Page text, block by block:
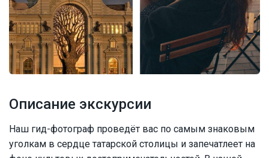
Описание экскурсии
Наш гид-фотограф проведёт вас по самым знаковым
уголкам в сердце татарской столицы и запечатлеет на